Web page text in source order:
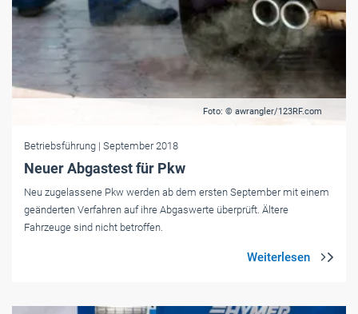
Foto: © awrangler/123RF.com
Betriebsführung | September 2018
Neuer Abgastest für Pkw
Neu zugelassene Pkw werden ab dem ersten September mit einem
geänderten Verfahren auf ihre Abgaswerte überprüft. Ältere
Fahrzeuge sind nicht betroffen.